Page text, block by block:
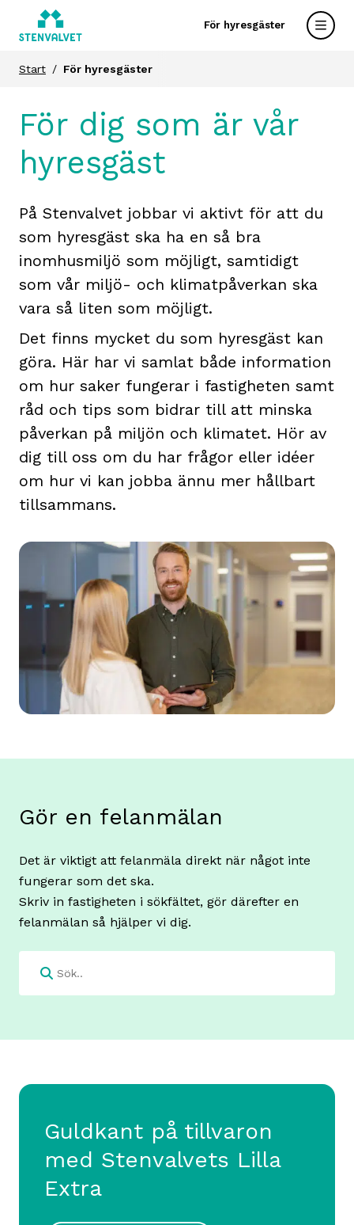
För hyresgäster
Start För hyresgäster
För dig som är vår
hyresgäst
På Stenvalvet jobbar vi aktivt för att du
som hyresgäst ska ha en så bra
inomhusmiljö som möjligt, samtidigt
som vår miljö- och klimatpåverkan ska
vara så liten som möjligt.
Det finns mycket du som hyresgäst kan
göra. Här har vi samlat både information
om hur saker fungerar i fastigheten samt
råd och tips som bidrar till att minska
påverkan på miljön och klimatet. Hör av
dig till oss om du har frågor eller idéer
om hur vi kan jobba ännu mer hållbart
tillsammans.
Gör en felanmälan
Det är viktigt att felanmäla direkt när något inte
fungerar som det ska.
Skriv in fastigheten i sökfältet, gör därefter en
felanmälan så hjälper vi dig.
Guldkant på tillvaron
med Stenvalvets Lilla
Extra